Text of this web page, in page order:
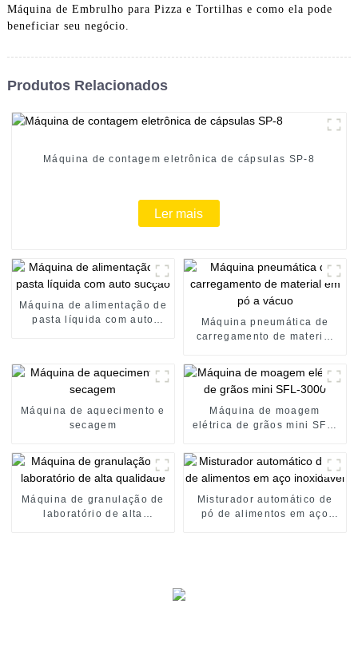
Máquina de Embrulho para Pizza e Tortilhas e como ela pode
beneficiar seu negócio.
Produtos Relacionados
Máquina de contagem eletrônica de cápsulas SP-8
Ler mais
Máquina de alimentação de
pasta líquida com auto
Máquina pneumática de
carregamento de material
Máquina de aquecimento e
secagem
Máquina de moagem
elétrica de grãos mini SFL-
Máquina de granulação de
laboratório de alta
Misturador automático de
pó de alimentos em aço